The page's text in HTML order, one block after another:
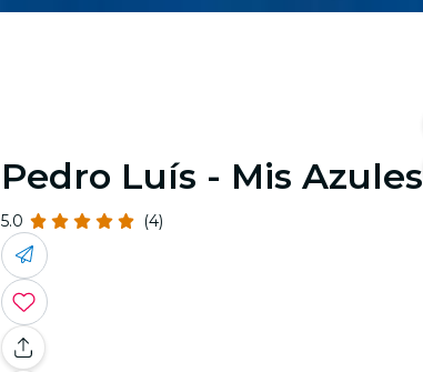
Pedro Luís - Mis Azules
5.0 (4)